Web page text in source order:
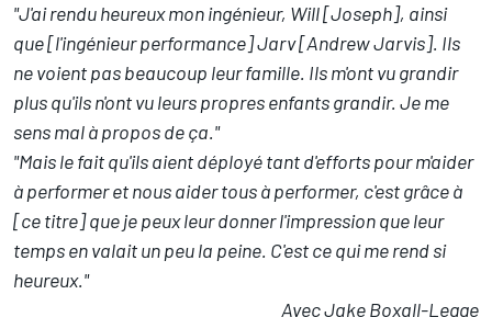
"J'ai rendu heureux mon ingénieur, Will [Joseph], ainsi
que [l'ingénieur performance] Jarv [Andrew Jarvis]. Ils
ne voient pas beaucoup leur famille. Ils m'ont vu grandir
plus qu'ils n'ont vu leurs propres enfants grandir. Je me
sens mal à propos de ça."
"Mais le fait qu'ils aient déployé tant d'efforts pour m'aider
à performer et nous aider tous à performer, c'est grâce à
[ce titre] que je peux leur donner l'impression que leur
temps en valait un peu la peine. C'est ce qui me rend si
heureux."
Avec Jake Boxall-Legge